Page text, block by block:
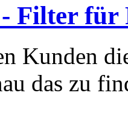
Filter für
Kunden
das zu